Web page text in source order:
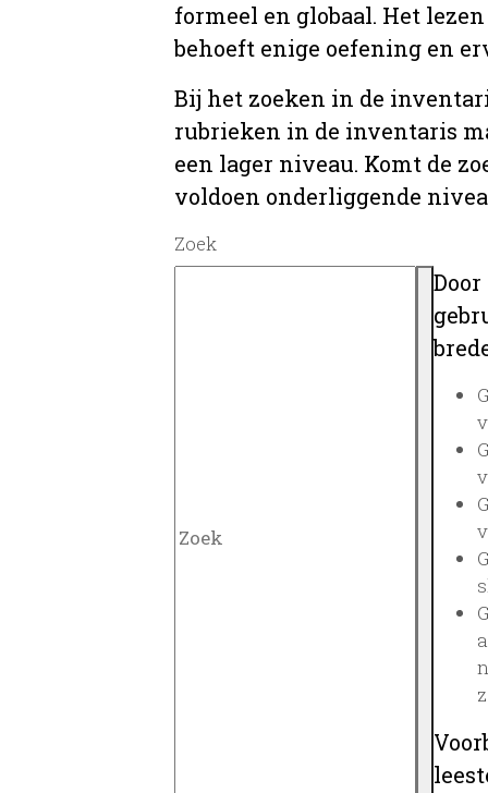
formeel en globaal. Het
behoeft enige oefening en
Bij het zoeken in de
rubrieken in de inventaris
een lager niveau. Komt de
voldoen onderliggende
Zoek